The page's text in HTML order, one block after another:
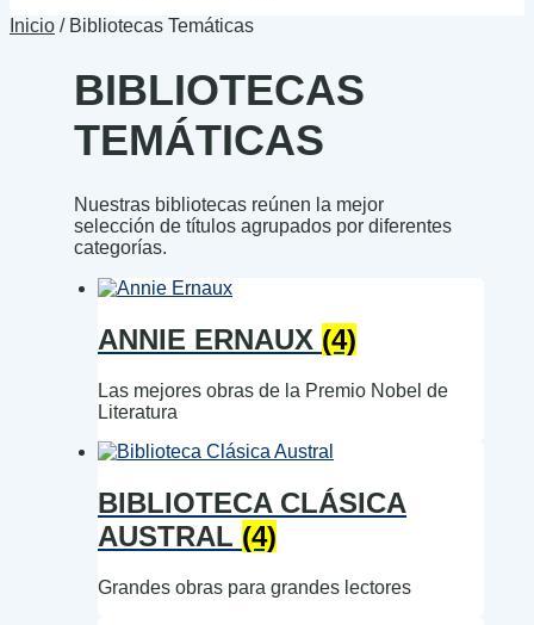
Inicio / Bibliotecas Temáticas
BIBLIOTECAS
TEMÁTICAS
Nuestras bibliotecas reúnen la mejor
selección de títulos agrupados por diferentes
categorías.
ANNIE ERNAUX (4)
Las mejores obras de la Premio Nobel de
Literatura
BIBLIOTECA CLÁSICA
AUSTRAL (4)
Grandes obras para grandes lectores